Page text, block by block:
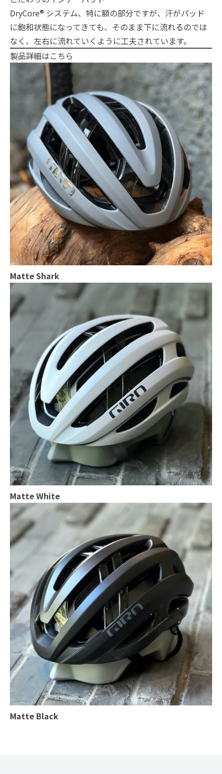
DryCore® システム、特に額の部分ですが、汗がパッド
に飽和状態になってきても、そのまま下に流れるのでは
なく、左右に流れていくように工夫されています。
製品詳細はこちら
Matte Shark
Matte White
Matte Black